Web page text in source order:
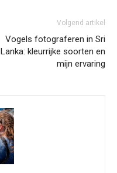
Volgend artikel
Vogels fotograferen in Sri
Lanka: kleurrijke soorten en
mijn ervaring